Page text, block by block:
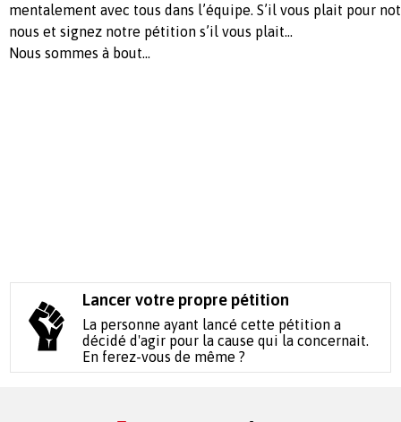
mentalement avec tous dans l’équipe. S’il vous plait pour
nous et signez notre pétition s’il vous plait…
Nous sommes à bout…
Lancer votre propre pétition
La personne ayant lancé cette pétition a
décidé d'agir pour la cause qui la concernait.
En ferez-vous de même ?